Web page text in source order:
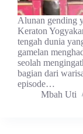
Alunan gending
Keraton
tengah dunia
gamelan
seolah
bagian dari
episode…
Mbah Uti